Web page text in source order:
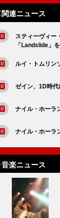
関連ニュース
スティーヴィー
「Landslide」
ルイ・トムリン
ゼイン、1D時
ナイル・ホーラ
ナイル・ホーラ
音楽ニュース